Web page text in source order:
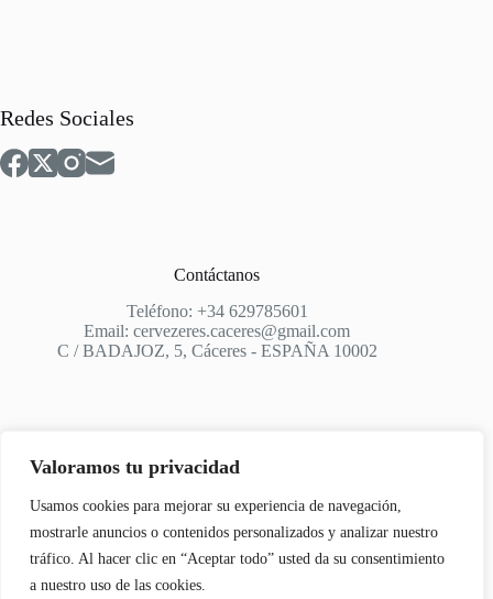
Valoramos tu privacidad
Usamos cookies para mejorar su experiencia de navegación,
mostrarle anuncios o contenidos personalizados y analizar nuestro
tráfico. Al hacer clic en “Aceptar todo” usted da su consentimiento
a nuestro uso de las cookies.
Redes Sociales
Contáctanos
Teléfono: +34 629785601
Email: cervezeres.caceres@gmail.com
C / BADAJOZ, 5, Cáceres - ESPAÑA 10002
Apoyo
Aviso Legal
Política de privacidad